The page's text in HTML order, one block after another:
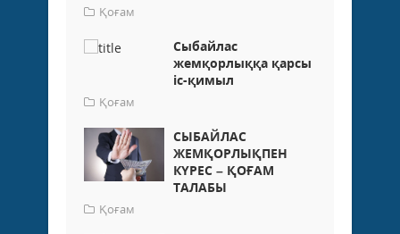
Қоғам
Сыбайлас
жемқорлыққа қарсы
іс-қимыл
Қоғам
СЫБАЙЛАС
ЖЕМҚОРЛЫҚПЕН
КҮРЕС – ҚОҒАМ
ТАЛАБЫ
Қоғам